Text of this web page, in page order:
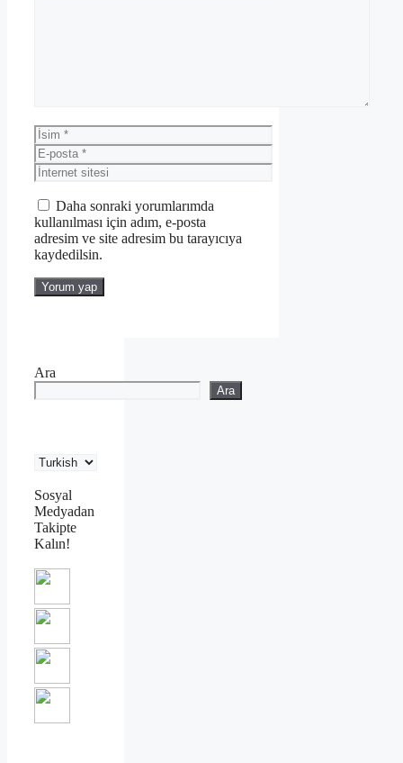
İsim
E-
posta
İnternet
sitesi
Daha sonraki yorumlarımda
kullanılması için adım, e-posta
adresim ve site adresim bu tarayıcıya
kaydedilsin.
Ara
Ara
Sosyal
Medyadan
Takipte
Kalın!